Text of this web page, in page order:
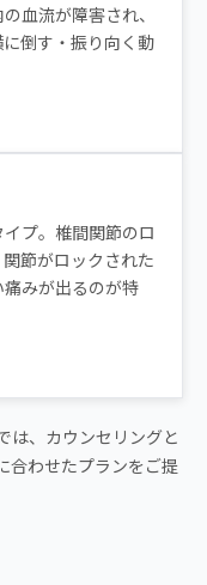
血流が障害され、
倒す・振り向く動
プ。椎間関節のロ
節がロックされた
みが出るのが特
は、カウンセリングと
合わせたプランをご提